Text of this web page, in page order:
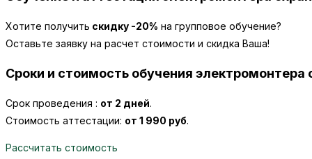
Хотите получить скидку -20% на групповое обучение?
Оставьте заявку на расчет стоимости и скидка Ваша!
Сроки и стоимость обучения
Срок проведения : от 2 дней.
Стоимость аттестации: от 1 990 руб.
Рассчитать стоимость